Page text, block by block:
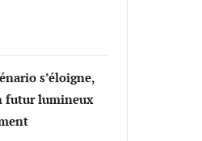
s’éloigne,
futur lumineux